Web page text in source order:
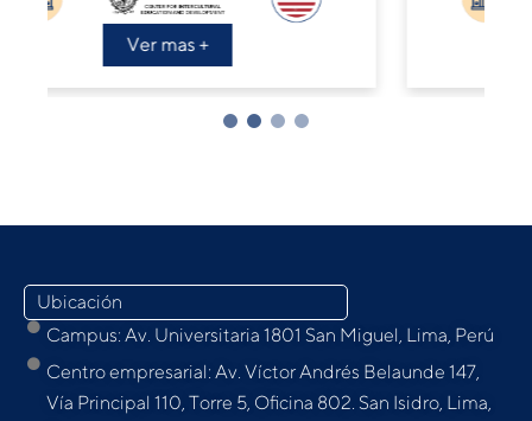
Ubicación
Campus: Av. Universitaria 1801 San Miguel, Lima, Perú
Centro empresarial: Av. Víctor Andrés Belaunde 147,
Vía Principal 110, Torre 5, Oﬁcina 802. San Isidro, Lima,